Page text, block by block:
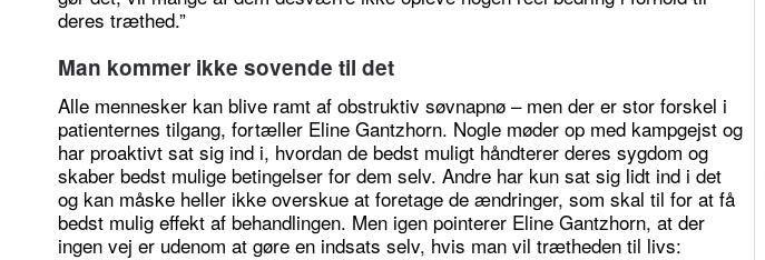
deres træthed.”
Man kommer ikke sovende til det
Alle mennesker kan blive ramt af obstruktiv søvnapnø – men der er stor forskel i
patienternes tilgang, fortæller Eline Gantzhorn. Nogle møder op med kampgejst og
har proaktivt sat sig ind i, hvordan de bedst muligt håndterer deres sygdom og
skaber bedst mulige betingelser for dem selv. Andre har kun sat sig lidt ind i det
og kan måske heller ikke overskue at foretage de ændringer, som skal til for at få
bedst mulig effekt af behandlingen. Men igen pointerer Eline Gantzhorn, at der
ingen vej er udenom at gøre en indsats selv, hvis man vil trætheden til livs: